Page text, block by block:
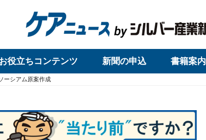
役立ちコンテンツ 新聞の申込 書籍案内
ーシアム原案作成